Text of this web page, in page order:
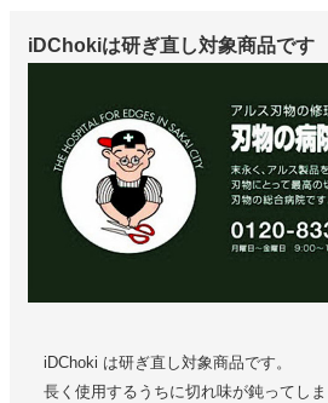
iDChokiは研ぎ直し対象商品です
iDChoki は研ぎ直し対象商品です。
長く使用するうちに切れ味が鈍ってし